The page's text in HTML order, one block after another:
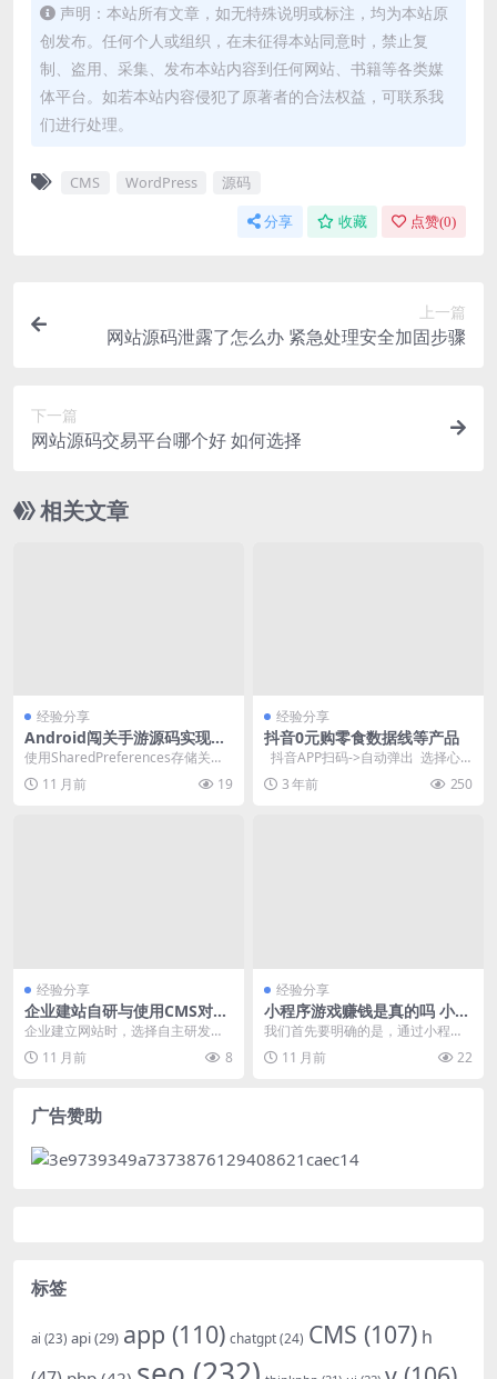
声明：本站所有文章，如无特殊说明或标注，均为本站原
创发布。任何个人或组织，在未征得本站同意时，禁止复
制、盗用、采集、发布本站内容到任何网站、书籍等各类媒
体平台。如若本站内容侵犯了原著者的合法权益，可联系我
们进行处理。
CMS WordPress 源码
分享 收藏 点赞(0)
上一篇
网站源码泄露了怎么办 紧急处理安全加固步骤
下一篇
网站源码交易平台哪个好 如何选择
相关文章
经验分享
Android闯关手游源码实现关
卡进度存储与读取的完整流程
使用SharedPreferences存储关卡
进度 对于闯关手游，玩家进度存储
是...11 月前 19
经验分享
抖音0元购零食数据线等产品
抖音APP扫码->自动弹出 选择心
仪购买就行 新用户优惠多...
3 年前 250
经验分享
企业建站自研与使用CMS对比
分析及选择策略
企业建立网站时，选择自主研发
（自研）还是使用内容管理系统（C
MS）是一个关键决策...
11 月前 8
经验分享
小程序游戏赚钱是真的吗 小游
戏如何赚钱
我们首先要明确的是，通过小程序
游戏赚钱并非虚构的概念，而是依
托于当前互联网技术生...
11 月前 22
广告赞助
标签
ai (23) api(29) app (110) chatgpt(24) CMS (107) h